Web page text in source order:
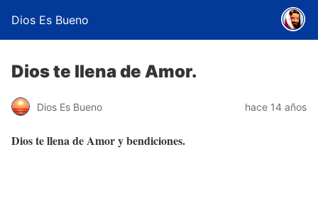
Dios Es Bueno
Dios te llena de Amor.
Dios Es Bueno hace 14 años
Dios te llena de Amor y bendiciones.